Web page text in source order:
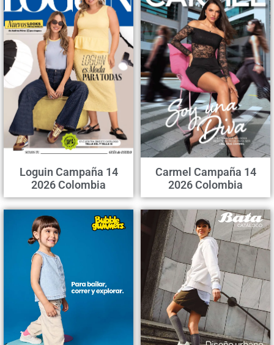
Loguin Campaña 14
2026 Colombia
Carmel Campaña 14
2026 Colombia